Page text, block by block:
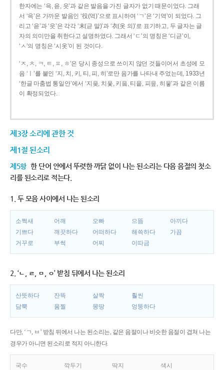
한자에는 ‘윽, 읃, 읏’과 같은 발음을 가진 글자가 없기 때문이었다. 그래
서 ‘윽’은 가까운 발음인 ‘役(역)’으로 표시하여 ‘ㄱ’은 ‘기역’이 되었다. 그
리고 ‘읃’과 ‘읏’은 각각 ‘末(귿 말)’과 ‘衣(옷 의)’로 표기하고, 두 글자는 글
자의 의미만을 취한다고 설명하였다. 그래서 ‘ㄷ’의 명칭은 ‘디귿’이,
‘ㅅ’의 명칭은 ‘시옷’이 된 것이다.
‘ㅈ, ㅊ, ㅋ, ㅌ, ㅍ, ㅎ’은 당시 종성으로 쓰이지 않던 것들이어서 초성에 모
음 ‘ㅣ’를 붙인 ‘지, 치, 키, 티, 피, 히’로만 음가를 나타내 주었는데, 1933년
‘한글 마춤법 통일안’에서 ‘지읒, 치읓, 키읔, 티읕, 피읖, 히읗’과 같은 이름
이 확정되었다.
제3장 소리에 관한 것
제1절 된소리
제5항 한 단어 안에서 뚜렷한 까닭 없이 나는 된소리는 다음 음절의 첫소
리를 된소리로 적는다.
1. 두 모음 사이에서 나는 된소리
소쩍새 어깨 오빠 으뜸
아끼다
기쁘다
깨끗하다 어떠하다 해쓱하다
가끔
거꾸로
부썩 어찌 이따금
2. ‘ㄴ, ㄹ, ㅁ, ㅇ’ 받침 뒤에서 나는 된소리
산뜻하다 잔뜩 살짝
훨씬
담뿍
움찔 몽땅 엉뚱하다
다만, ‘ㄱ, ㅂ’ 받침 뒤에서 나는 된소리는, 같은 음절이나 비슷한 음절이 겹쳐 나는
경우가 아니면 된소리로 적지 아니한다.
국수 깍두기 딱지
색시